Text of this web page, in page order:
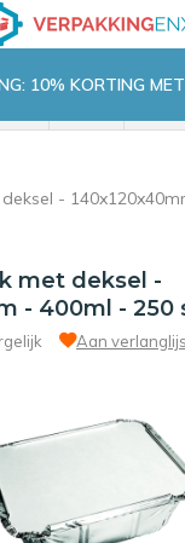
10% KORTING
-
met deksel -
- 400ml - 250
Aan